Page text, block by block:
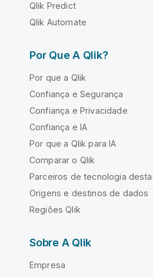
Qlik Predict
Qlik Automate
Por Que A Qlik?
Por que a Qlik
Confiança e Segurança
Confiança e Privacidade
Confiança e IA
Por que a Qlik para IA
Comparar o Qlik
Parceiros de tecnologia
Origens e destinos de dados
Regiões Qlik
Sobre A Qlik
Empresa